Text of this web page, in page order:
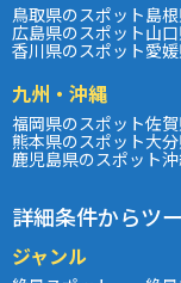
鳥取県のスポット島
広島県のスポット山
香川県のスポット愛
九州・沖縄
福岡県のスポット佐
熊本県のスポット大
鹿児島県のスポット
詳細条件からツ
ジャンル